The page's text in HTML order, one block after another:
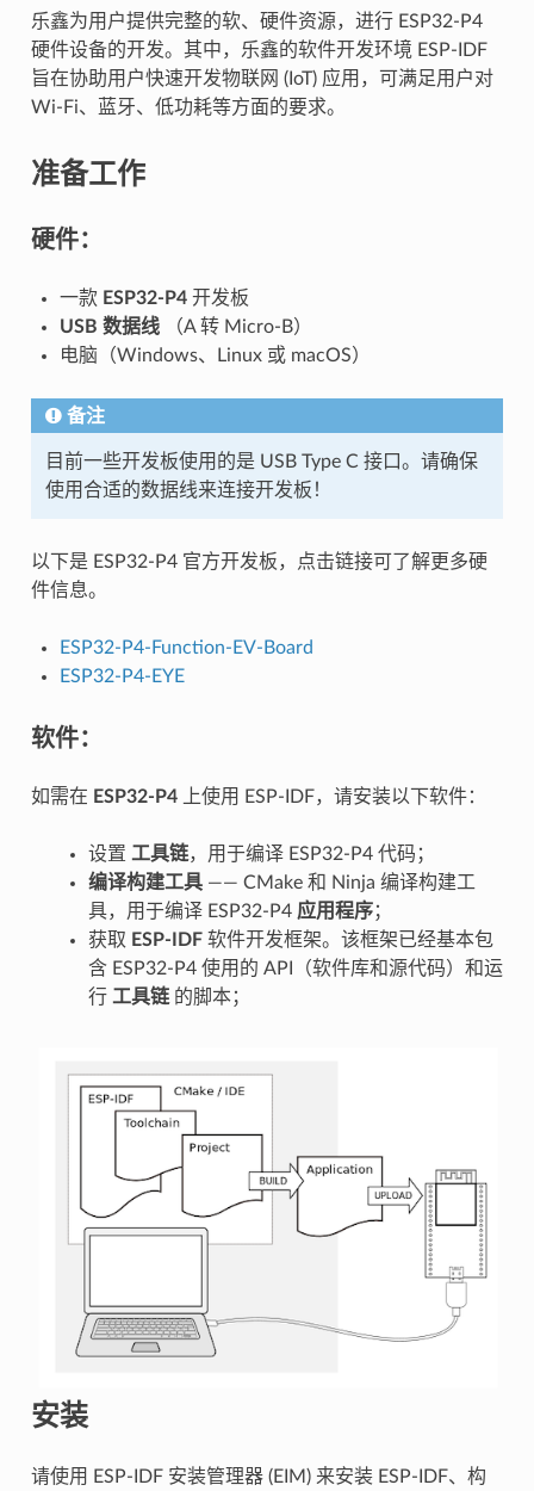
乐鑫为用户提供完整的软、硬件资源，进行 ESP32-P4
硬件设备的开发。其中，乐鑫的软件开发环境 ESP-IDF
旨在协助用户快速开发物联网 (IoT) 应用，可满足用户对
Wi-Fi、蓝牙、低功耗等方面的要求。
准备工作
硬件：
一款 ESP32-P4开发板
USB 数据线（A 转 Micro-B）
电脑（Windows、Linux 或 macOS）
备注
目前一些开发板使用的是 USB Type C 接口。请确保
使用合适的数据线来连接开发板！
以下是 ESP32-P4 官方开发板，点击链接可了解更多硬
件信息。
ESP32-P4-Function-EV-Board
ESP32-P4-EYE
软件：
如需在 ESP32-P4上使用 ESP-IDF，请安装以下软件：
设置 工具链，用于编译 ESP32-P4 代码；
编译构建工具—— CMake 和 Ninja 编译构建工
具，用于编译 ESP32-P4 应用程序；
获取 ESP-IDF软件开发框架。该框架已经基本包
含 ESP32-P4 使用的 API（软件库和源代码）和运
行 工具链的脚本；
安装
请使用 ESP-IDF 安装管理器 (EIM) 来安装 ESP-IDF、构